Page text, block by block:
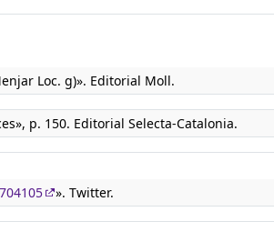
Loc. g)». Editorial Moll.
p. 150. Editorial Selecta-Catalonia.
». Twitter.